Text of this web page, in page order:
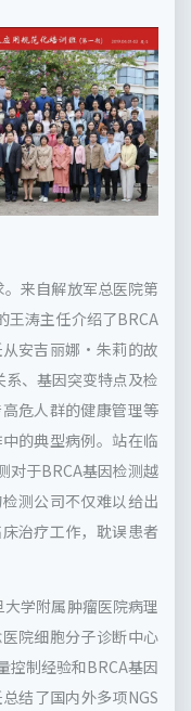
来自解放军总医院第
王涛主任介绍了BRCA
安吉丽娜·朱莉的故
、基因突变特点及检
危人群的健康管理等
的典型病例。站在临
对于BRCA基因检测越
测公司不仅难以给出
治疗工作，耽误患者
学附属肿瘤医院病理
院细胞分子诊断中心
控制经验和BRCA基因
结了国内外多项NGS